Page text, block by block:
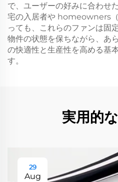
で、ユーザーの好みに合わせ
宅の入居者や homeowners
っても、これらのファンは固
物件の状態を保ちながら、あ
の快適性と生産性を高める基
す。
実用的
29
Aug